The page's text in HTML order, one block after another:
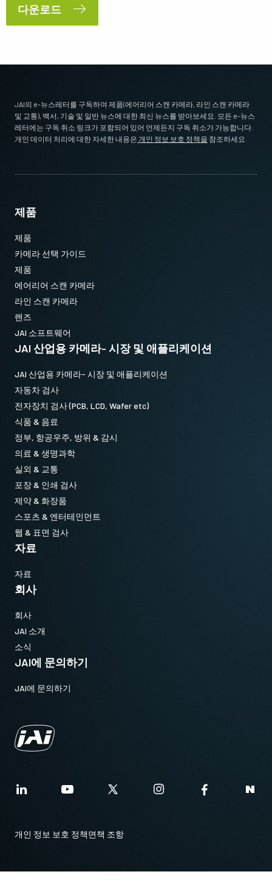
다운로드
JAI의 e-뉴스레터를 구독하여 제품(에어리어 스캔 카메라, 라인 스캔 카메라
및 교통), 백서, 기술 및 일반 뉴스에 대한 최신 뉴스를 받아보세요. 모든 e-뉴스
레터에는 구독 취소 링크가 포함되어 있어 언제든지 구독 취소가 가능합니다.
개인 데이터 처리에 대한 자세한 내용은 개인 정보 보호 정책을 참조하세요.
제품
제품
카메라 선택 가이드
제품
에어리어 스캔 카메라
라인 스캔 카메라
렌즈
JAI 소프트웨어
JAI 산업용 카메라- 시장 및 애플리케이션
JAI 산업용 카메라- 시장 및 애플리케이션
자동차 검사
전자장치 검사 (PCB, LCD, Wafer etc)
식품 & 음료
정부, 항공우주, 방위 & 감시
의료 & 생명과학
실외 & 교통
포장 & 인쇄 검사
제약 & 화장품
스포츠 & 엔터테인먼트
웹 & 표면 검사
자료
자료
회사
회사
JAI 소개
소식
JAI에 문의하기
JAI에 문의하기
개인 정보 보호 정책면책 조항